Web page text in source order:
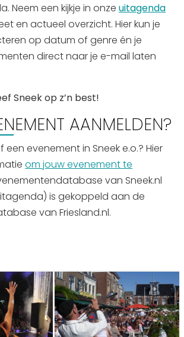
Neem een kijkje in onzeuitagenda
en actueel overzicht. Hier kun je
op datum of genre én je
direct naar je e-mail laten
Sneek op z’n best!
AANMELDEN?
een evenement in Sneek e.o.? Hier
om jouw evenement te
van Sneek.nl
is gekoppeld aan de
van Friesland.nl.